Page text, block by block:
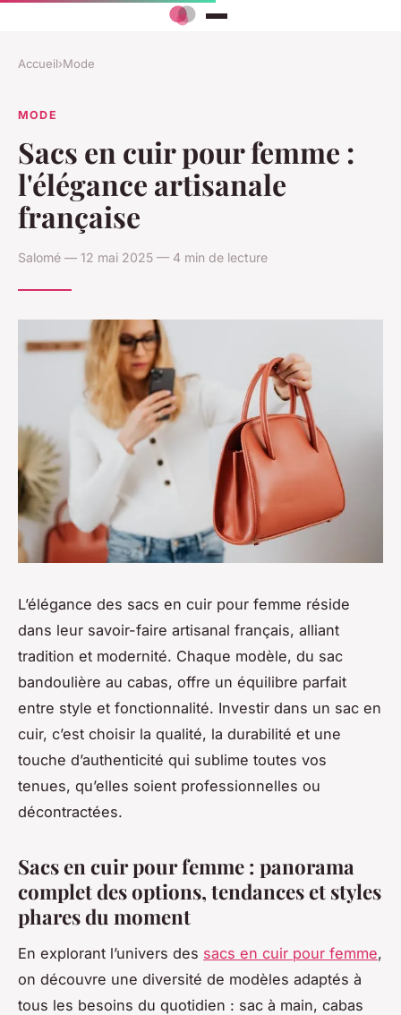
Accueil›Mode
MODE
Sacs en cuir pour femme :
l'élégance artisanale
française
Salomé — 12 mai 2025 — 4 min de lecture
L’élégance des sacs en cuir pour femme réside
dans leur savoir-faire artisanal français, alliant
tradition et modernité. Chaque modèle, du sac
bandoulière au cabas, offre un équilibre parfait
entre style et fonctionnalité. Investir dans un sac en
cuir, c’est choisir la qualité, la durabilité et une
touche d’authenticité qui sublime toutes vos
tenues, qu’elles soient professionnelles ou
décontractées.
Sacs en cuir pour femme : panorama
complet des options, tendances et styles
phares du moment
En explorant l’univers des sacs en cuir pour femme,
on découvre une diversité de modèles adaptés à
tous les besoins du quotidien : sac à main, cabas